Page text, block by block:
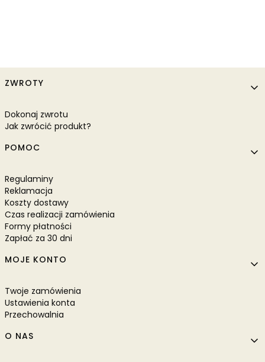
Linki w stopce
ZWROTY
Dokonaj zwrotu
Jak zwrócić produkt?
POMOC
Regulaminy
Reklamacja
Koszty dostawy
Czas realizacji zamówienia
Formy płatności
Zapłać za 30 dni
MOJE KONTO
Twoje zamówienia
Ustawienia konta
Przechowalnia
O NAS